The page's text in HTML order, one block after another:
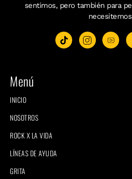
sentimos, pero también para
Menú
INICIO
NOSOTROS
ROCK X LA VIDA
LÍNEAS DE AYUDA
GRITA